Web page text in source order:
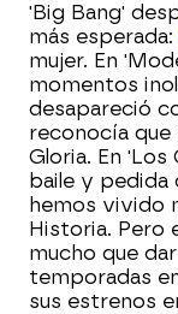
'Big Bang'
más esperada:
mujer. En
momentos
desapareció
reconocía
Gloria. En
baile y pedida
hemos vivido
Historia. Pero
mucho que
temporadas
sus estrenos